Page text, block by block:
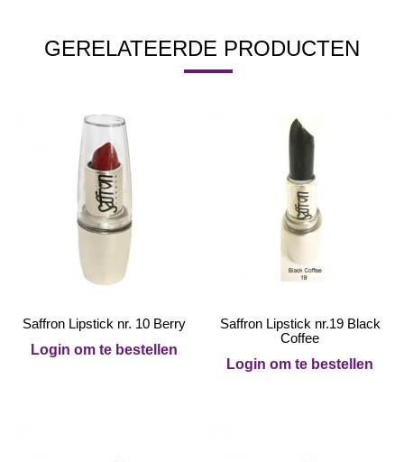
GERELATEERDE PRODUCTEN
Saffron Lipstick nr. 10 Berry
Login om te bestellen
Saffron Lipstick nr.19 Black
Coffee
Login om te bestellen